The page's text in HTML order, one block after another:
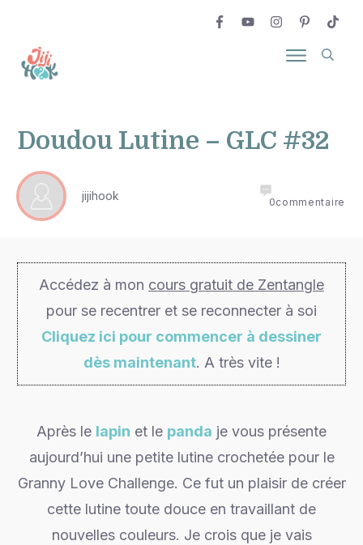
Doudou Lutine – GLC #32
jijihook 0commentaire
Accédez à mon cours gratuit de Zentangle
pour se recentrer et se reconnecter à soi
Cliquez ici pour commencer à dessiner
dès maintenant. A très vite !
Après le lapin et le panda je vous présente
aujourd’hui une petite lutine crochetée pour le
Granny Love Challenge. Ce fut un plaisir de créer
cette lutine toute douce en travaillant de
nouvelles couleurs. Je crois que je vais